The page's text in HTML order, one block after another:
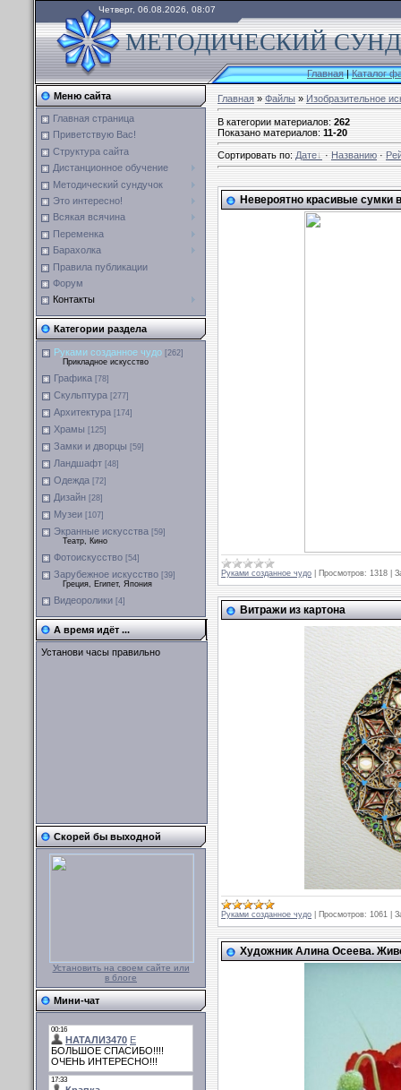
Четверг, 06.08.2026, 08:07
МЕТОДИЧЕСКИЙ
Главная|Каталог
Меню сайта
Главная страница
Приветствую Вас!
Структура сайта
Дистанционное обучение
Методический сундучок
Это интересно!
Всякая всячина
Переменка
Барахолка
Правила публикации
Форум
Контакты
Категории раздела
Руками созданное чудо [262]
Прикладное искусство
Графика [78]
Скульптура [277]
Архитектура [174]
Храмы [125]
Замки и дворцы [59]
Ландшафт [48]
Одежда [72]
Дизайн [28]
Музеи [107]
Экранные искусства [59]
Театр, Кино
Фотоискусство [54]
Зарубежное искусство [39]
Греция, Египет, Япония
Видеоролики [4]
А время идёт ...
Установи часы правильно
Скорей бы выходной
Установить на своем сайте или
в блоге
Мини-чат
Главная»Файлы»Изобразительное
В категории материалов:262
Показано материалов:11-20
Сортировать по:Дате ·Названию·
Невероятно красивые сумки
Руками созданное чудо Просмотров: 1318
Витражи из картона
Руками созданное чудо Просмотров: 1061
Художник Алина Осеева.